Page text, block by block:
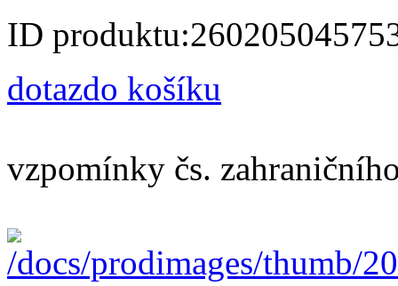
ID produktu:
dotazdo košíku
vzpomínky čs.